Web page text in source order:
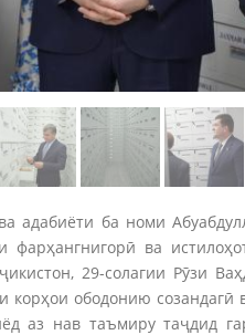
адабиёти ба номи
фарҳангнигорӣ ва
29-солагии Рӯзи
корҳои ободонию
аз нав таъмиру таҷдид